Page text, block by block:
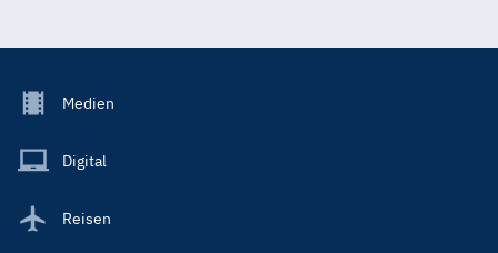
Footer
Main
Medien
Digital
Reisen